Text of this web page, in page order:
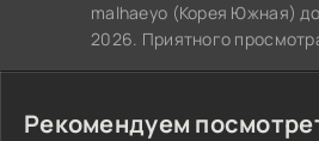
malhaeyo (Корея Южная)
2026. Приятного
Рекомендуем